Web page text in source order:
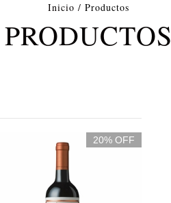
Inicio / Productos
PRODUCTOS
20% OFF